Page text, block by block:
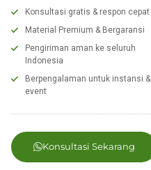
Konsultasi gratis & respon cepat
Material Premium & Bergaransi
Pengiriman aman ke seluruh
Indonesia
Berpengalaman untuk instansi &
event
Konsultasi Sekarang